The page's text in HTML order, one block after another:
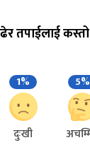
तपाईलाई
1%
दुःखी
5%